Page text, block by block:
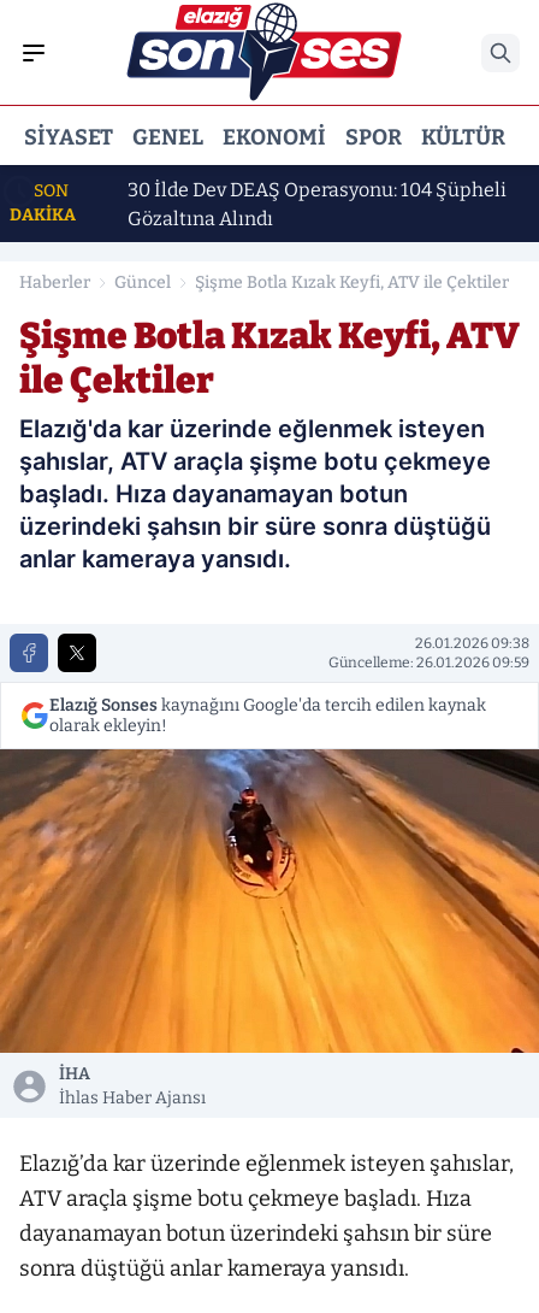
SIYASET GENEL EKONOMI SPOR KÜLTÜR
SON
DAKİKA
30 İlde Dev DEAŞ Operasyonu: 104 Şüpheli
Gözaltına Alındı
Haberler Güncel Şişme Botla Kızak Keyfi, ATV ile Çektiler
Şişme Botla Kızak Keyfi, ATV
ile Çektiler
Elazığ'da kar üzerinde eğlenmek isteyen
şahıslar, ATV araçla şişme botu çekmeye
başladı. Hıza dayanamayan botun
üzerindeki şahsın bir süre sonra düştüğü
anlar kameraya yansıdı.
26.01.2026 09:38
Güncelleme: 26.01.2026 09:59
Elazığ Sonseskaynağını Google'da tercih edilen kaynak
olarak ekleyin!
İHA
İhlas Haber Ajansı
Elazığ’da kar üzerinde eğlenmek isteyen şahıslar,
ATV araçla şişme botu çekmeye başladı. Hıza
dayanamayan botun üzerindeki şahsın bir süre
sonra düştüğü anlar kameraya yansıdı.